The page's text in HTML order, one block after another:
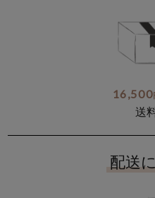
16,500
送
配送